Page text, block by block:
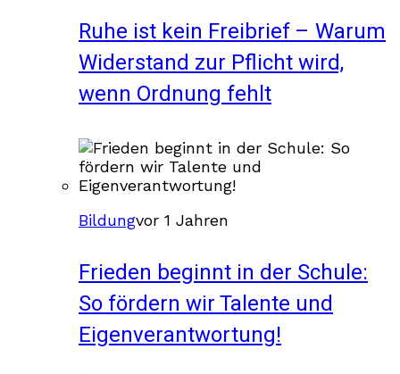
Ruhe ist kein Freibrief – Warum
Widerstand zur Pflicht wird,
wenn Ordnung fehlt
Bildungvor 1 Jahren
Frieden beginnt in der Schule:
So fördern wir Talente und
Eigenverantwortung!